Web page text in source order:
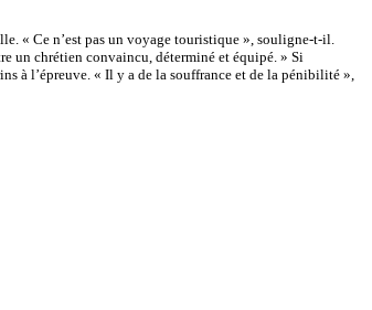
« Ce n’est pas un voyage touristique », souligne-t-il.
un chrétien convaincu, déterminé et équipé. » Si
à l’épreuve. « Il y a de la souffrance et de la pénibilité »,